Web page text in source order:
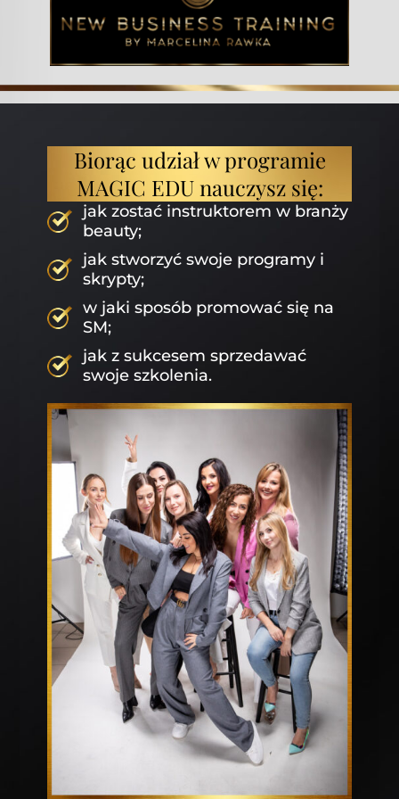
Biorąc udział w programie
MAGIC EDU nauczysz się:
jak zostać instruktorem w branży
beauty;
jak stworzyć swoje programy i
skrypty;
w jaki sposób promować się na
SM;
jak z sukcesem sprzedawać
swoje szkolenia.